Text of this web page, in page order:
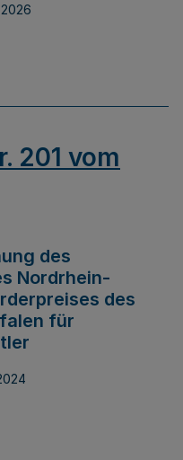
201 vom
des
Nordrhein-
des
für